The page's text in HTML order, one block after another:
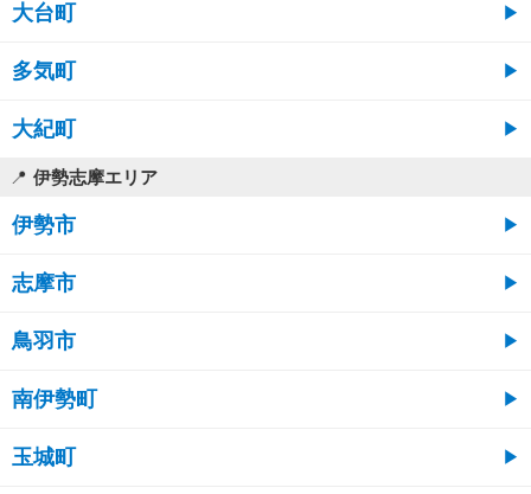
大台町
多気町
大紀町
伊勢志摩エリア
伊勢市
志摩市
鳥羽市
南伊勢町
玉城町